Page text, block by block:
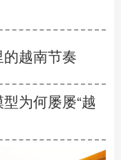
越南节奏
为何屡屡“越